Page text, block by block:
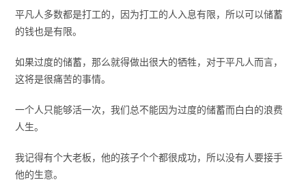
平凡人多数都是打工的，因为打工的人入息有限，所以可以储蓄
的钱也是有限。
如果过度的储蓄，那么就得做出很大的牺牲，对于平凡人而言，
这将是很痛苦的事情。
一个人只能够活一次，我们总不能因为过度的储蓄而白白的浪费
人生。
我记得有个大老板，他的孩子个个都很成功，所以没有人要接手
他的生意。